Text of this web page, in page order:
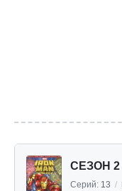
СЕЗОН 2
Серий: 13 /